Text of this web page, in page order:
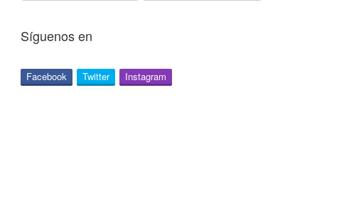
Síguenos en
Facebook Twitter Instagram